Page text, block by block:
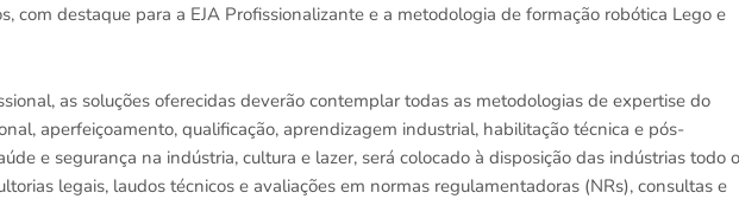
com destaque para a EJA Profissionalizante e a metodologia de formação robótica Lego e
as soluções oferecidas deverão contemplar todas as metodologias de expertise do
aperfeiçoamento, qualificação, aprendizagem industrial, habilitação técnica e pós-
e segurança na indústria, cultura e lazer, será colocado à disposição das indústrias todo o
legais, laudos técnicos e avaliações em normas regulamentadoras (NRs), consultas e